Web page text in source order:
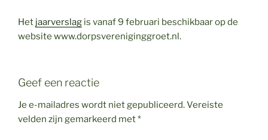
Het jaarverslag is vanaf 9 februari beschikbaar op de
website www.dorpsvereniginggroet.nl.
Geef een reactie
Je e-mailadres wordt niet gepubliceerd.Vereiste
velden zijn gemarkeerd met*